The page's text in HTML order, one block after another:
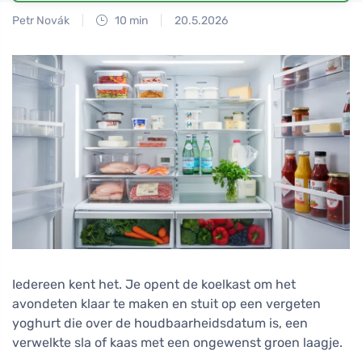
Petr Novák 10 min 20.5.2026
Iedereen kent het. Je opent de koelkast om het
avondeten klaar te maken en stuit op een vergeten
yoghurt die over de houdbaarheidsdatum is, een
verwelkte sla of kaas met een ongewenst groen laagje.